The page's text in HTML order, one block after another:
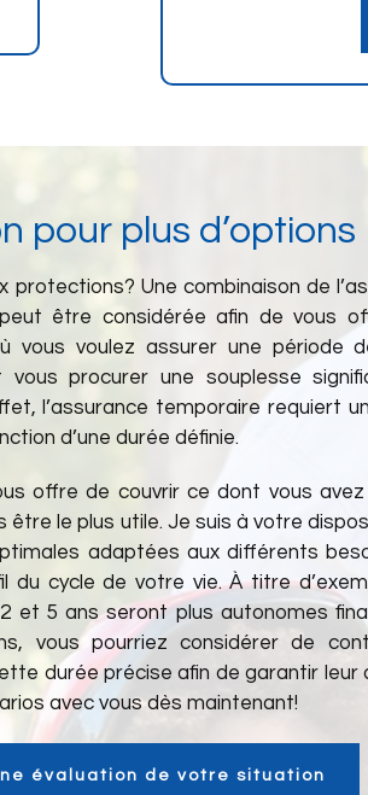
pour plus d’options
protections? Une combinaison de
être considérée afin de vous
vous voulez assurer une période
procurer une souplesse
l’assurance temporaire requiert
d’une durée définie.
offre de couvrir ce dont vous
le plus utile. Je suis à votre
adaptées aux différents
cycle de votre vie. À titre
et 5 ans seront plus autonomes
vous pourriez considérer de
durée précise afin de garantir leur
avec vous dès maintenant!
évaluation de votre situation